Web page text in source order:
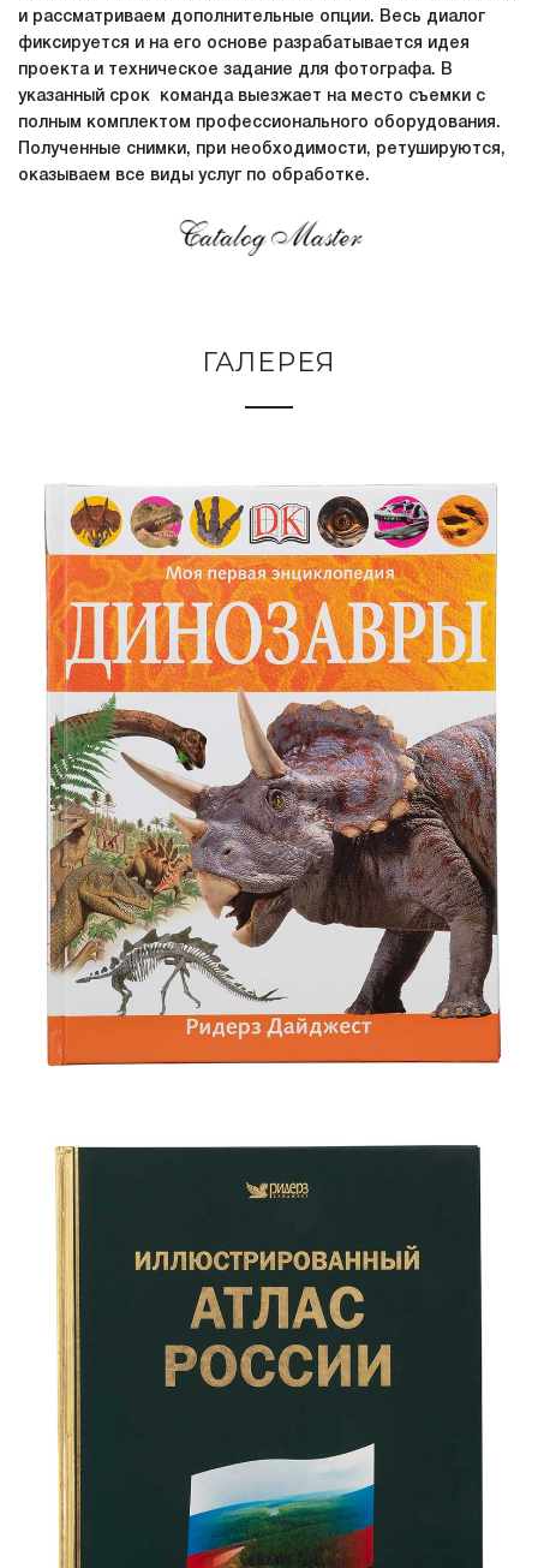
и рассматриваем дополнительные опции. Весь диалог
фиксируется и на его основе разрабатывается идея
проекта и техническое задание для фотографа. В
указанный срок команда выезжает на место съемки с
полным комплектом профессионального оборудования.
Полученные снимки, при необходимости, ретушируются,
оказываем все виды услуг по обработке.
ГАЛЕРЕЯ